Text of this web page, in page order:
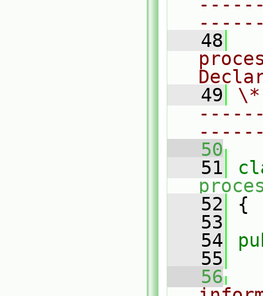
   48
   49
   50
   51
   52
{
   53
   54
   55
   56